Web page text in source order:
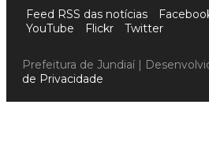
Feed RSS das notícias
YouTube
Flickr Twitter
Prefeitura de Jundiaí |
de Privacidade